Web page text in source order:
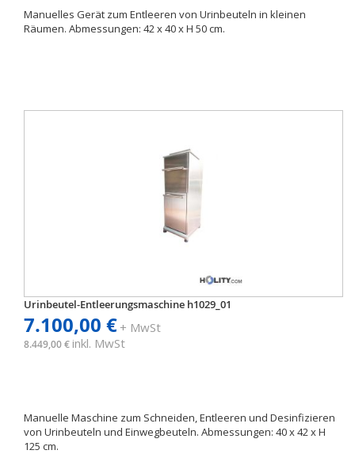
Manuelles Gerät zum Entleeren von Urinbeuteln in kleinen
Räumen. Abmessungen: 42 x 40 x H 50 cm.
Urinbeutel-Entleerungsmaschine h1029_01
7.100,00 €+ MwSt
8.449,00 € inkl. MwSt
Manuelle Maschine zum Schneiden, Entleeren und Desinfizieren
von Urinbeuteln und Einwegbeuteln. Abmessungen: 40 x 42 x H
125 cm.